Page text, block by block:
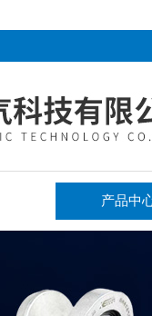
产品中